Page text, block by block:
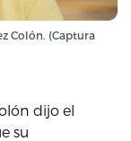
Colón. (Captura
dijo el
su